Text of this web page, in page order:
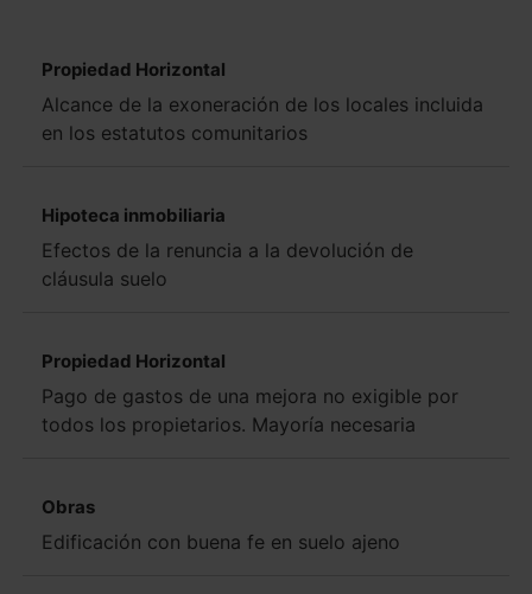
Propiedad Horizontal
Alcance de la exoneración de los locales incluida
en los estatutos comunitarios
Hipoteca inmobiliaria
Efectos de la renuncia a la devolución de
cláusula suelo
Propiedad Horizontal
Pago de gastos de una mejora no exigible por
todos los propietarios. Mayoría necesaria
Obras
Edificación con buena fe en suelo ajeno